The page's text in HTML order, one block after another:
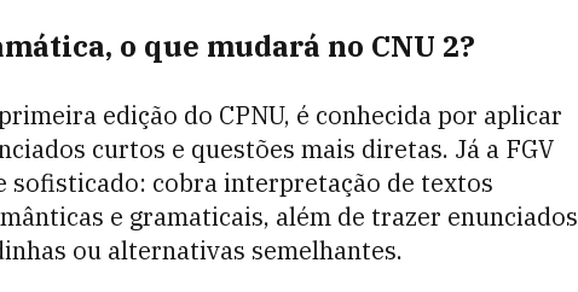
o que mudará no CNU 2?
edição do CPNU, é conhecida por aplicar
curtos e questões mais diretas. Já a FGV
sofisticado: cobra interpretação de textos
e gramaticais, além de trazer enunciados
ou alternativas semelhantes.